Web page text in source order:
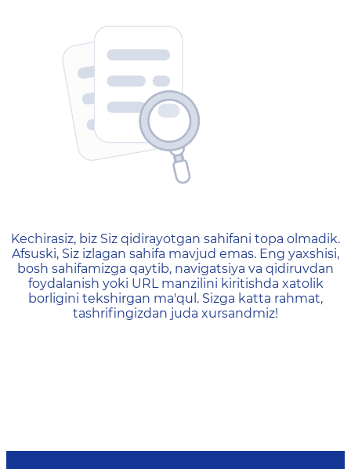
404 — Страница не
Kechirasiz, biz Siz qidirayotgan sahifani topa olmadik.
Afsuski, Siz izlagan sahifa mavjud emas. Eng yaxshisi,
bosh sahifamizga qaytib, navigatsiya va qidiruvdan
foydalanish yoki URL manzilini kiritishda xatolik
borligini tekshirgan ma'qul. Sizga katta rahmat,
tashrifingizdan juda xursandmiz!